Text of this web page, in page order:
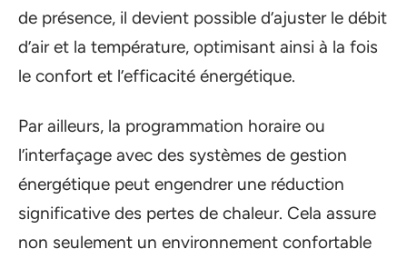
de présence, il devient possible d’ajuster le débit
d’air et la température, optimisant ainsi à la fois
le confort et l’efficacité énergétique.
Par ailleurs, la programmation horaire ou
l’interfaçage avec des systèmes de gestion
énergétique peut engendrer une réduction
significative des pertes de chaleur. Cela assure
non seulement un environnement confortable